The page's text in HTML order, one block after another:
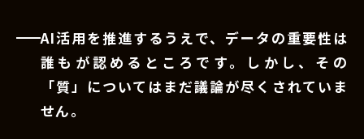
AI活用を推進するうえで、データの重要性は
誰もが認めるところです。しかし、その
「質」についてはまだ議論が尽くされていま
せん。